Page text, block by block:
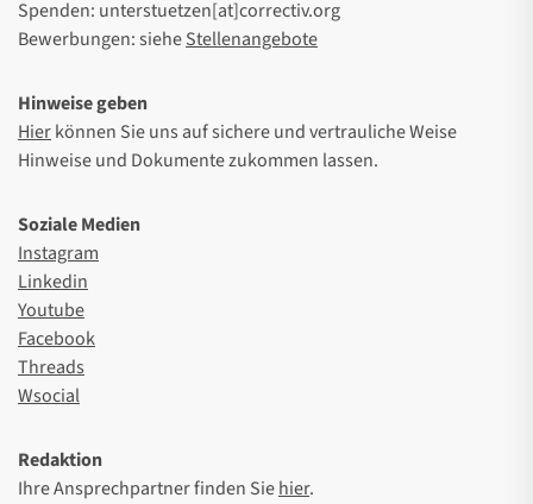
Spenden: unterstuetzen[at]correctiv.org
Bewerbungen: sieheStellenangebote
Hinweise geben
Hierkönnen Sie uns auf sichere und vertrauliche Weise
Hinweise und Dokumente zukommen lassen.
Soziale Medien
Instagram
Linkedin
Youtube
Facebook
Threads
Wsocial
Redaktion
Ihre Ansprechpartner finden Siehier.